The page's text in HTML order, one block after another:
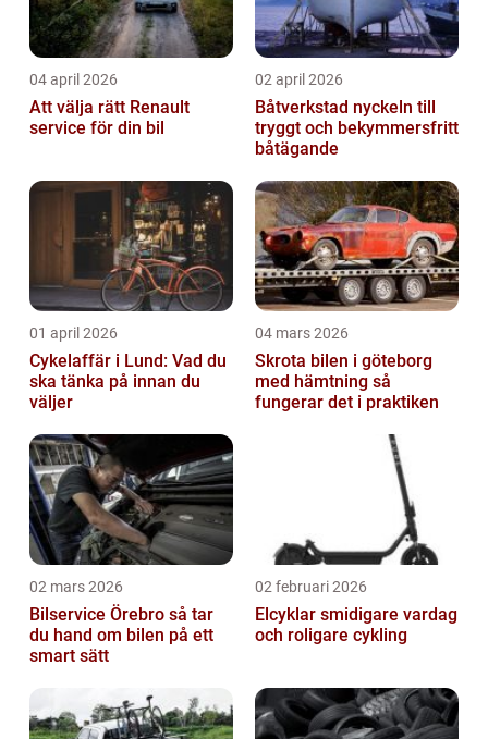
04 april 2026
Att välja rätt Renault
service för din bil
02 april 2026
Båtverkstad nyckeln till
tryggt och bekymmersfritt
båtägande
01 april 2026
Cykelaffär i Lund: Vad du
ska tänka på innan du
väljer
04 mars 2026
Skrota bilen i göteborg
med hämtning så
fungerar det i praktiken
02 mars 2026
Bilservice Örebro så tar
du hand om bilen på ett
smart sätt
02 februari 2026
Elcyklar smidigare vardag
och roligare cykling